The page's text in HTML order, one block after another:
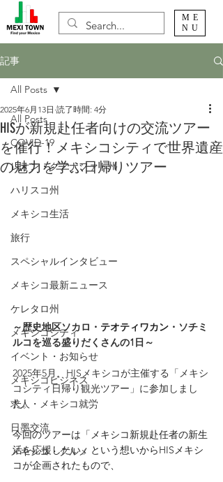
ME
NU
記事
All Posts
COVID-19
レオン・グアナファト州
ハリスコ州
メキシコ生活
旅行
スペシャルインタビュー
メキシコ最新ニュース
ケレタロ州
メキシコシティ
イベント・お知らせ
メキシコビジネス
求人・メキシコ就労
日墨交流
メキシコ・グルメ
All Posts
HISが新規赴任者向けの交流ツアー
を催行！メキシコシティで世界遺産
の魅力を学ぶ日帰りツアー
2025年6月13日 読了時間: 4分
～歴史地区ソカロ・ テオティワカン ・ソチミ
ルコを巡る盛りだくさんの1日～
2025年5月、HISメキシコが主催する「メキシ
コシティ日帰り観光ツアー」に参加しまし
た。
今回のツアーは「メキシコ新規赴任者の新生
活を応援したい」という想いからHISメキシ
コが企画されたもので、